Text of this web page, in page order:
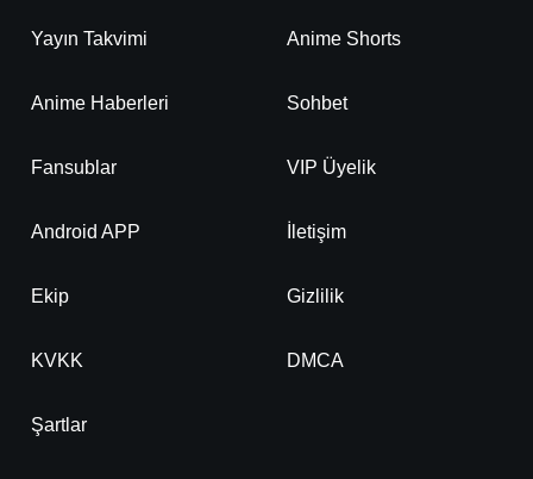
Yayın Takvimi Anime Shorts
Anime Haberleri Sohbet
Fansublar VIP Üyelik
Android APP İletişim
Ekip Gizlilik
KVKK DMCA
Şartlar